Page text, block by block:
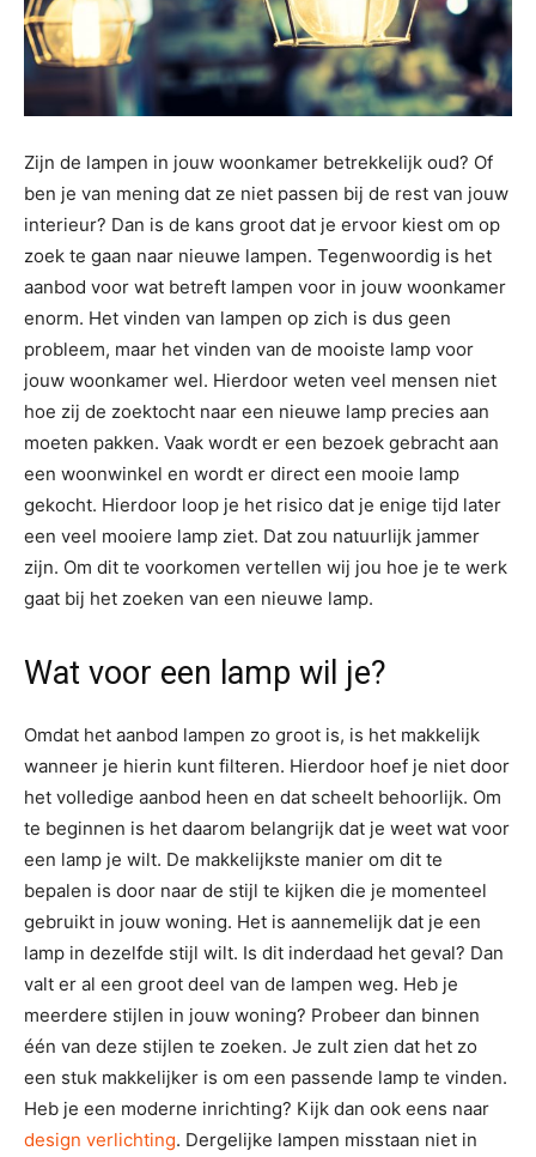
Zijn de lampen in jouw woonkamer betrekkelijk oud? Of
ben je van mening dat ze niet passen bij de rest van jouw
interieur? Dan is de kans groot dat je ervoor kiest om op
zoek te gaan naar nieuwe lampen. Tegenwoordig is het
aanbod voor wat betreft lampen voor in jouw woonkamer
enorm. Het vinden van lampen op zich is dus geen
probleem, maar het vinden van de mooiste lamp voor
jouw woonkamer wel. Hierdoor weten veel mensen niet
hoe zij de zoektocht naar een nieuwe lamp precies aan
moeten pakken. Vaak wordt er een bezoek gebracht aan
een woonwinkel en wordt er direct een mooie lamp
gekocht. Hierdoor loop je het risico dat je enige tijd later
een veel mooiere lamp ziet. Dat zou natuurlijk jammer
zijn. Om dit te voorkomen vertellen wij jou hoe je te werk
gaat bij het zoeken van een nieuwe lamp.
Wat voor een lamp wil je?
Omdat het aanbod lampen zo groot is, is het makkelijk
wanneer je hierin kunt filteren. Hierdoor hoef je niet door
het volledige aanbod heen en dat scheelt behoorlijk. Om
te beginnen is het daarom belangrijk dat je weet wat voor
een lamp je wilt. De makkelijkste manier om dit te
bepalen is door naar de stijl te kijken die je momenteel
gebruikt in jouw woning. Het is aannemelijk dat je een
lamp in dezelfde stijl wilt. Is dit inderdaad het geval? Dan
valt er al een groot deel van de lampen weg. Heb je
meerdere stijlen in jouw woning? Probeer dan binnen
één van deze stijlen te zoeken. Je zult zien dat het zo
een stuk makkelijker is om een passende lamp te vinden.
Heb je een moderne inrichting? Kijk dan ook eens naar
design verlichting. Dergelijke lampen misstaan niet in